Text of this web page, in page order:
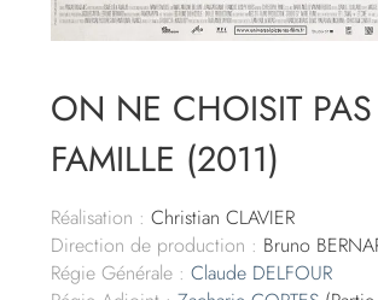
ON NE CHOISIT
FAMILLE (2011)
Réalisation : Christian CLAVIER
Direction de production : Bruno
Régie Générale : Claude DELFOUR